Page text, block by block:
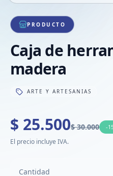
PRODUCTO
Caja de
madera
ARTE Y ARTESANIAS
$ 25.500$ 30.000 -
El precio incluye IVA.
Cantidad